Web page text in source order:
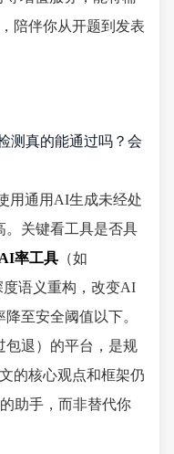
陪伴你从开题到发表
测真的能通过吗？会
用通用AI生成未经处
。关键看工具是否具
率工具 （如
度语义重构，改变AI
至安全阈值以下。
包退）的平台，是规
的核心观点和框架仍
助手，而非替代你